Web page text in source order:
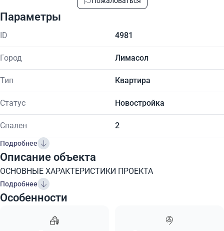
Параметры
ID 4981
Город Лимасол
Тип Квартира
Статус Новостройка
Спален 2
Подробнее
Описание объекта
ОСНОВНЫЕ ХАРАКТЕРИСТИКИ ПРОЕКТА
Подробнее
Особенности